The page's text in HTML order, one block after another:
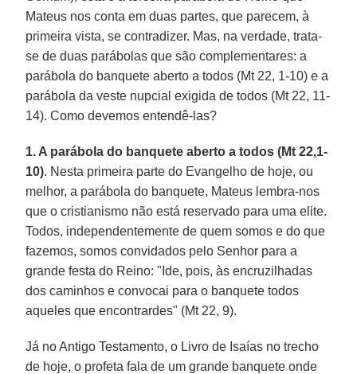
Mateus nos conta em duas partes, que parecem, à
primeira vista, se contradizer. Mas, na verdade, trata-
se de duas parábolas que são complementares: a
parábola do banquete aberto a todos (Mt 22, 1-10) e a
parábola da veste nupcial exigida de todos (Mt 22, 11-
14). Como devemos entendê-las?
1. A parábola do banquete aberto a todos (Mt 22,1-
10). Nesta primeira parte do Evangelho de hoje, ou
melhor, a parábola do banquete, Mateus lembra-nos
que o cristianismo não está reservado para uma elite.
Todos, independentemente de quem somos e do que
fazemos, somos convidados pelo Senhor para a
grande festa do Reino: "Ide, pois, às encruzilhadas
dos caminhos e convocai para o banquete todos
aqueles que encontrardes" (Mt 22, 9).
Já no Antigo Testamento, o Livro de Isaías no trecho
de hoje, o profeta fala de um grande banquete onde